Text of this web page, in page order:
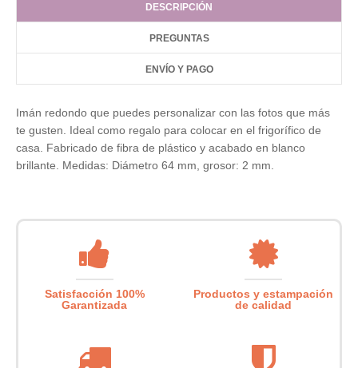
DESCRIPCIÓN
PREGUNTAS
ENVÍO Y PAGO
Imán redondo que puedes personalizar con las fotos que más
te gusten. Ideal como regalo para colocar en el frigorífico de
casa. Fabricado de fibra de plástico y acabado en blanco
brillante. Medidas: Diámetro 64 mm, grosor: 2 mm.
Satisfacción 100%
Garantizada
Productos y estampación
de calidad